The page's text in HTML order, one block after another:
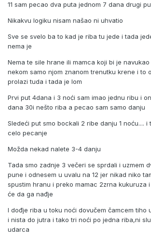
11 sam pecao dva puta jednom 7 dana drugi
Nikakvu logiku nisam našao ni uhvatio
Sve se svelo ba to kad je riba tu jede i tada
nema je
Nema te sile hrane ili mamca koji bi je
nekom samo njom znanom trenutku krene i to
prolazi tuda i tada je lom
Prvi put 4dana i 3 noći sam imao jednu ribu i
dana 30i nešto riba a pecao sam samo danju
Sledeći put smo bockali 2 ribe danju 1 noću.... i
celo pecanje
Možda nekad nalete 3-4 danju
Tada smo zadnje 3 večeri se sprdali i uzmem
pune i odnesem u uvalu na 12 jer nikad niko
spustim hranu i preko mamac 2zrna kukuruza
će da ga nađje
I dođje riba u toku noći dovučem čamcem tiho
i nista do jutra i tako tri noći po jedna riba,ni
udarca